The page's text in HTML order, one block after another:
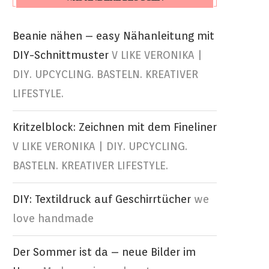
Beanie nähen – easy Nähanleitung mit
DIY-Schnittmuster V LIKE VERONIKA |
DIY. UPCYCLING. BASTELN. KREATIVER
LIFESTYLE.
Kritzelblock: Zeichnen mit dem Fineliner
V LIKE VERONIKA | DIY. UPCYCLING.
BASTELN. KREATIVER LIFESTYLE.
DIY: Textildruck auf Geschirrtücher we
love handmade
Der Sommer ist da – neue Bilder im